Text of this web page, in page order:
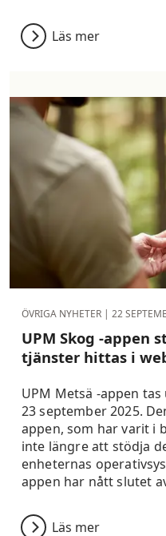
Läs mer
ÖVRIGA NYHETER | 22
UPM Skog -appen
tjänster hittas i
UPM Metsä -appen
23 september 2025.
appen, som har varit i
inte längre att stödja
enheternas
appen har nått slutet
Läs mer